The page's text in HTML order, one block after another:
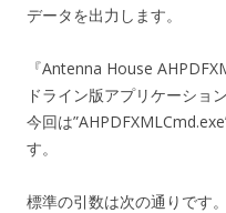
データを出力します。
『Antenna House
ドライン版アプリケーショ
今回は
す。
標準の引数は次の通りです。